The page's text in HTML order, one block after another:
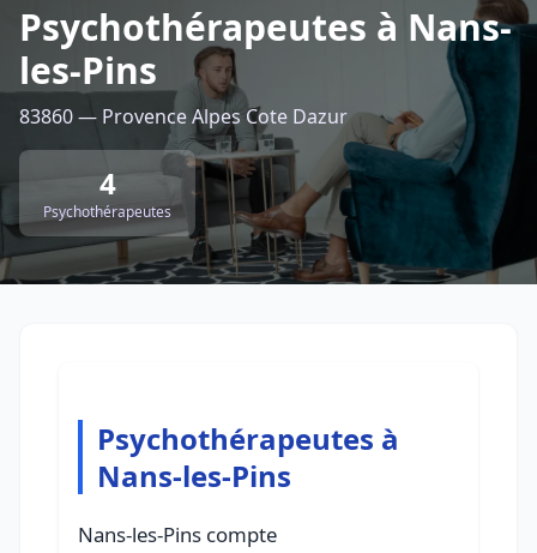
Psychothérapeutes à Nans-
les-Pins
83860 — Provence Alpes Cote Dazur
4
Psychothérapeutes
Psychothérapeutes à
Nans-les-Pins
Nans-les-Pins compte